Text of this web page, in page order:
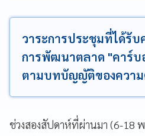
วาระการประชุมที่ได้รั
การพัฒนาตลาด "คาร์บ
ตามบทบัญญัติของความ
ช่วงสองสัปดาห์ที่ผ่านมา (6-18 พ